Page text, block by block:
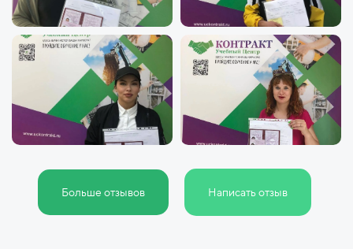
Больше отзывов Написать отзыв